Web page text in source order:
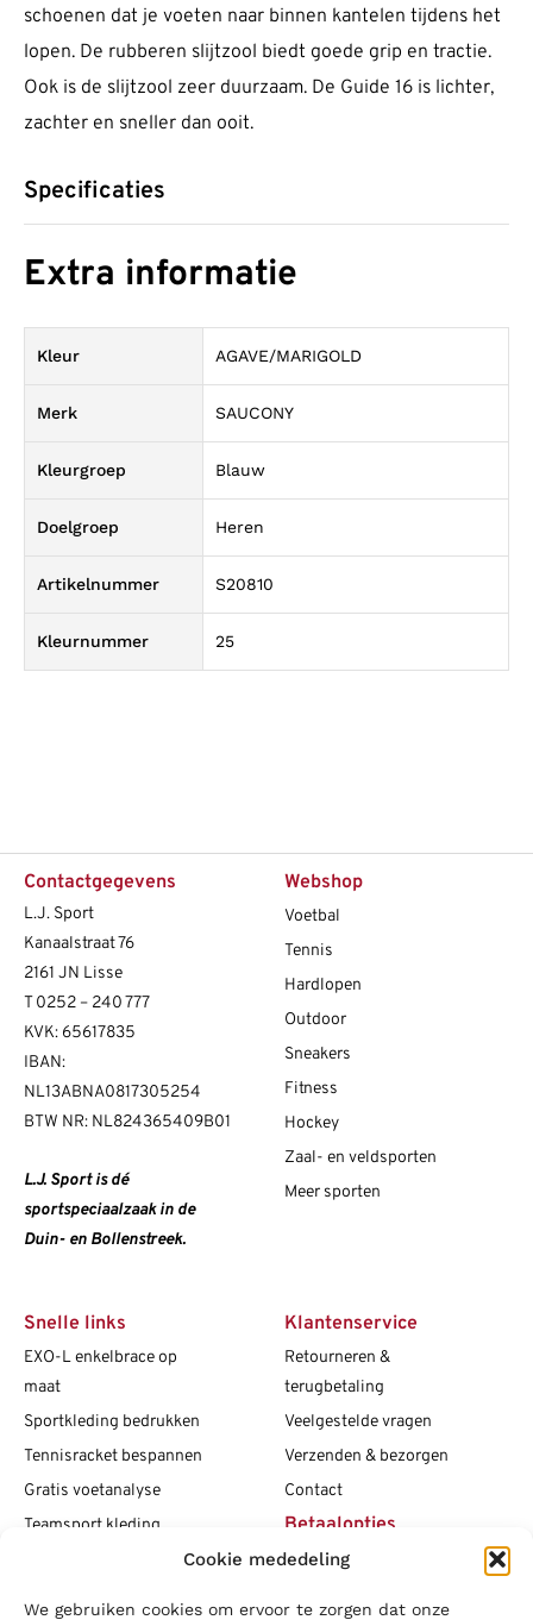
Cookie mededeling
We gebruiken cookies om ervoor te zorgen dat onze
schoenen dat je voeten naar binnen kantelen tijdens het
lopen. De rubberen slijtzool biedt goede grip en tractie.
Ook is de slijtzool zeer duurzaam. De Guide 16 is lichter,
zachter en sneller dan ooit.
Specificaties
Extra informatie
Kleur AGAVE/MARIGOLD
Merk SAUCONY
Kleurgroep Blauw
Doelgroep Heren
Artikelnummer S20810
Kleurnummer 25
Contactgegevens
L.J. Sport
Kanaalstraat 76
2161 JN Lisse
T0252 – 240 777
KVK: 65617835
IBAN:
NL13ABNA0817305254
BTW NR: NL824365409B01
L.J. Sport is dé
sportspeciaalzaak in de
Duin- en Bollenstreek.
Webshop
Voetbal
Tennis
Hardlopen
Outdoor
Sneakers
Fitness
Hockey
Zaal- en veldsporten
Meer sporten
Snelle links
EXO-L enkelbrace op
maat
Sportkleding bedrukken
Tennisracket bespannen
Gratis voetanalyse
Teamsport kleding
Klantenservice
Retourneren &
terugbetaling
Veelgestelde vragen
Verzenden & bezorgen
Contact
Betaalopties